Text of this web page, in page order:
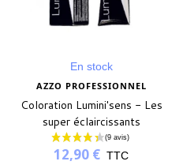
En stock
AZZO PROFESSIONNEL
Coloration Lumini'sens - Les
super éclaircissants
12,90 € TTC